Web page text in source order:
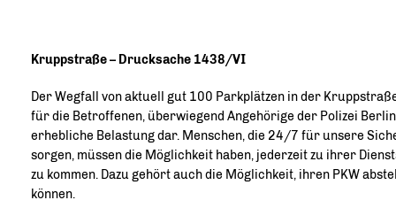
Kruppstraße – Drucksache 1438/VI
Der Wegfall von aktuell gut 100 Parkplätzen in der
für die Betroffenen, überwiegend Angehörige der Polizei
erhebliche Belastung dar. Menschen, die 24/7 für unsere
sorgen, müssen die Möglichkeit haben, jederzeit zu ihrer
zu kommen. Dazu gehört auch die Möglichkeit, ihren PKW
können.